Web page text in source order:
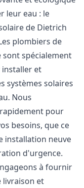
leur eau : le
de Dietrich
plombiers de
spécialement
et
systèmes solaires
Nous
pour
besoins, que ce
installation neuve
d'urgence.
à fournir
livraison et